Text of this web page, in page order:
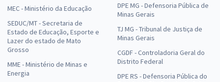
MEC - Ministério da Educação
SEDUC/MT - Secretaria de
Estado de Educação, Esporte e
Lazer do estado de Mato
Grosso
MME - Ministério de Minas e
Energia
DPE MG - Defensoria Pública de
Minas Gerais
TJ MG - Tribunal de Justiça de
Minas Gerais
CGDF - Controladoria Geral do
Distrito Federal
DPE RS - Defensoria Pública do